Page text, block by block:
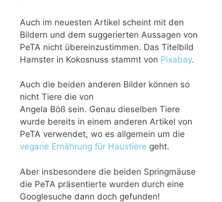
Auch im neuesten Artikel scheint mit den
Bildern und dem suggerierten Aussagen von
PeTA nicht übereinzustimmen. Das Titelbild
Hamster in Kokosnuss stammt von Pixabay.
Auch die beiden anderen Bilder können so
nicht Tiere die von
Angela Böß sein. Genau dieselben Tiere
wurde bereits in einem anderen Artikel von
PeTA verwendet, wo es allgemein um die
vegane Ernährung für Haustiere geht.
Aber insbesondere die beiden Springmäuse
die PeTA präsentierte wurden durch eine
Googlesuche dann doch gefunden!